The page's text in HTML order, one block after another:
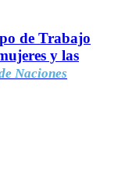
de Trabajo
y las
Naciones